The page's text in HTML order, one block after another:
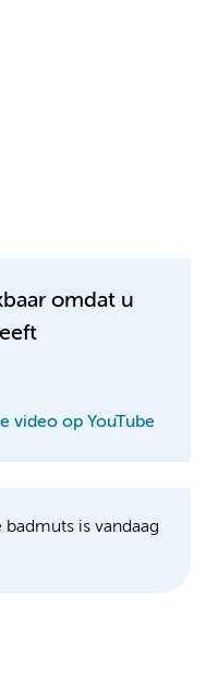
omdat u
video op YouTube
is vandaag